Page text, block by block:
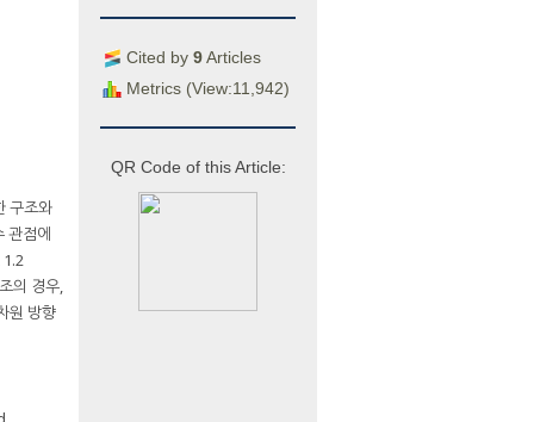
Cited by 9Articles
Metrics (View:11,942)
QR Code of this Article:
구조와
관점에
1.2
의 경우,
원 방향